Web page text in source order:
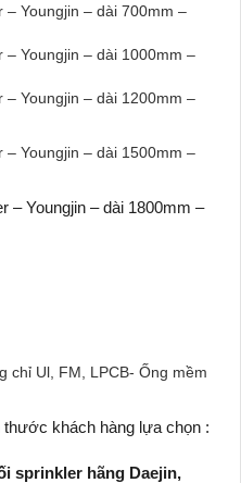
Youngjin – dài 700mm –
Youngjin – dài 1000mm –
Youngjin – dài 1200mm –
Youngjin – dài 1500mm –
– Youngjin – dài 1800mm –
chỉ Ul, FM, LPCB- Ống mềm
khách hàng lựa chọn :
sprinkler hãng Daejin,